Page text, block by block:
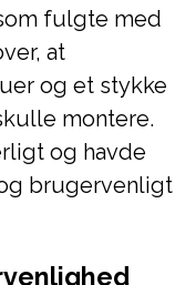
fulgte med
at
og et stykke
montere.
og havde
brugervenligt